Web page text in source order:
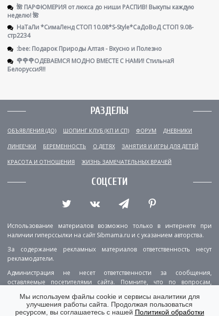
🌺 ПАРФЮМЕРИЯ от люкса до ниши РАСПИВ! Выкупы каждую
неделю! 🌺
НаТаЛи *СимаЛенд СТОП 10.08*S-Style*СаДоВоД СТОП 9.08-
стр2234
:bee: Подарок Природы Алтая - Вкусно и Полезно
🌹🌹🌹ОДЕВАЕМСЯ МОДНО ВМЕСТЕ С НАМИ! СтильнаЯ
БелоруссиЯ‼
РАЗДЕЛЫ
ОБЪЯВЛЕНИЯ (ДО) ШОПИНГ КЛУБ (КП И СП) ФОРУМ ДНЕВНИКИ
ЛИНЕЕЧКИ БЕРЕМЕННОСТЬ О ДЕТЯХ ЗАНЯТИЯ И ИГРЫ ДЛЯ ДЕТЕЙ
КРАСОТА И ОТНОШЕНИЯ ЖИЗНЬ ЗАМЕЧАТЕЛЬНЫХ ВРАЧЕЙ
СОЦСЕТИ
Использование материалов возможно только в интернете при
наличии гиперссылки на сайт Sibmama.ru и с указанием авторства.
За содержание рекламных материалов ответственность несут
рекламодатели.
Администрация не несет ответственности за сообщения,
оставляемые посетителями сайта. Помните, что по вопросам,
РЕКЛАМА О ПРОЕКТЕ КОНТАКТЫ
Мы используем файлы cookie и сервисы аналитики для
улучшения работы сайта. Продолжая пользоваться
ресурсом, вы соглашаетесь с нашей Политикой обработки